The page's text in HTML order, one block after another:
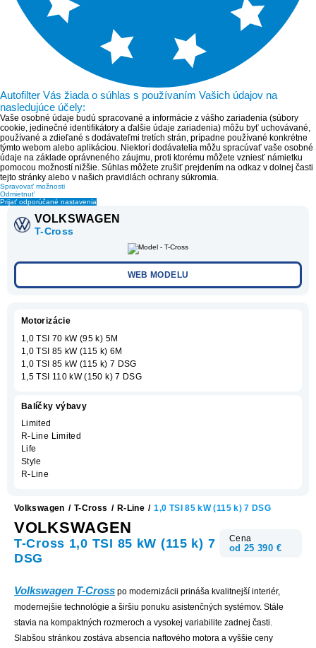
Autofilter Vás žiada o súhlas s používaním Vašich údajov na
nasledujúce účely:
Vaše osobné údaje budú spracované a informácie z vášho zariadenia (súbory
cookie, jedinečné identifikátory a ďalšie údaje zariadenia) môžu byť uchovávané,
používané a zdieľané s dodávateľmi tretích strán, prípadne používané konkrétne
týmto webom alebo aplikáciou. Niektorí dodávatelia môžu spracúvať vaše osobné
údaje na základe oprávneného záujmu, proti ktorému môžete vzniesť námietku
pomocou možností nižšie. Súhlas môžete zrušiť prejdením na odkaz v dolnej časti
tejto stránky alebo v našich pravidlách ochrany súkromia.
Spravovať možnosti
Odmietnuť
Prijať odporúčané nastavenia
VOLKSWAGEN
T-Cross
WEB MODELU
Volkswagen / T-Cross / R-Line / 1,0 TSI 85 kW (115 k) 7 DSG
VOLKSWAGEN
T-Cross 1,0 TSI 85 kW (115 k) 7
DSG
Cena
od 25 390 €
Volkswagen T-Cross po modernizácii prináša kvalitnejší interiér,
modernejšie technológie a širšiu ponuku asistenčných systémov. Stále
stavia na kompaktných rozmeroch a vysokej variabilite zadnej časti.
Slabšou stránkou zostáva absencia naftového motora a vyššie ceny
Motorizácie
1,0 TSI 70 kW (95 k) 5M
1,0 TSI 85 kW (115 k) 6M
1,0 TSI 85 kW (115 k) 7 DSG
1,5 TSI 110 kW (150 k) 7 DSG
Balíčky výbavy
Limited
R-Line Limited
Life
Style
R-Line